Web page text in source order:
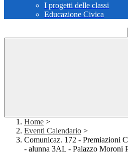
I progetti delle classi
Educazione Civica
Home >
Eventi Calendario >
Comunicaz. 172 - Premiazioni
- alunna 3AL - Palazzo Moroni